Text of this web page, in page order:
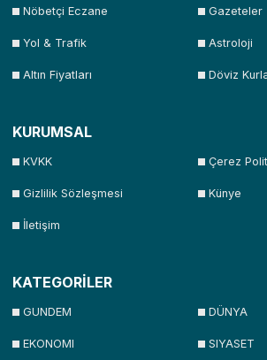
Nöbetçi Eczane Gazeteler
Yol & Trafik Astroloji
Altın Fiyatları Döviz
KURUMSAL
KVKK Çerez
Gizlilik Sözleşmesi Künye
İletişim
KATEGORİLER
GUNDEM DÜNYA
EKONOMI SIYASET